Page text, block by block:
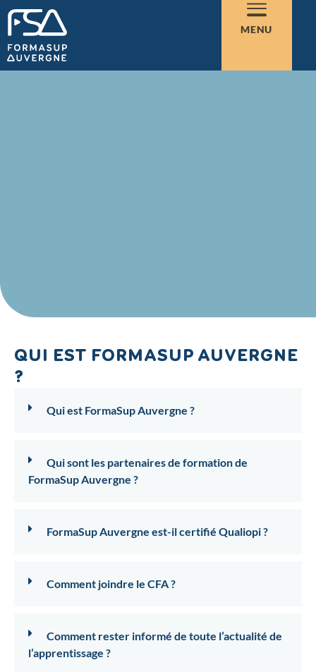
MENU
FAQ
QUI EST FORMASUP AUVERGNE
?
Qui est FormaSup Auvergne ?
Qui sont les partenaires de formation de
FormaSup Auvergne ?
FormaSup Auvergne est-il certifié Qualiopi ?
Comment joindre le CFA ?
Comment rester informé de toute l’actualité de
l’apprentissage ?